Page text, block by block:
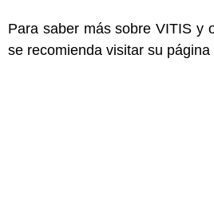
Para saber más sobre VITIS y
se recomienda visitar su página